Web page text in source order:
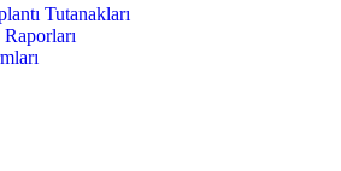
Tutanakları